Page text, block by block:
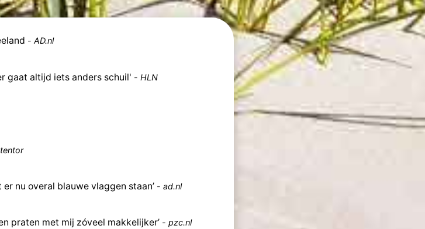
- AD.nl
gaat altijd iets anders schuil' - HLN
nu overal blauwe vlaggen staan’- ad.nl
praten met mij zóveel makkelijker’- pzc.nl